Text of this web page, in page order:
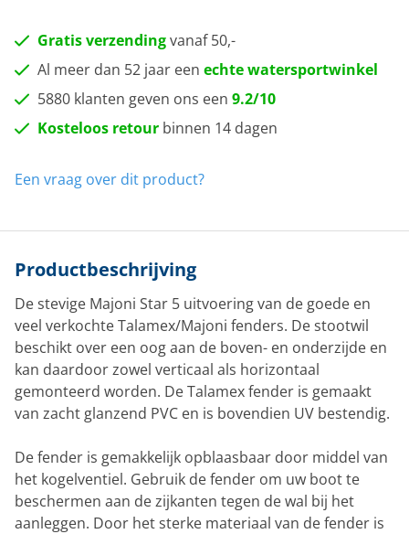
Gratis verzendingvanaf 50,-
Al meer dan 52 jaar een echte watersportwinkel
5880 klanten geven ons een 9.2/10
Kosteloos retour binnen 14 dagen
Een vraag over dit product?
Productbeschrijving
De stevige Majoni Star 5 uitvoering van de goede en
veel verkochte Talamex/Majoni fenders. De stootwil
beschikt over een oog aan de boven- en onderzijde en
kan daardoor zowel verticaal als horizontaal
gemonteerd worden. De Talamex fender is gemaakt
van zacht glanzend PVC en is bovendien UV bestendig.
De fender is gemakkelijk opblaasbaar door middel van
het kogelventiel. Gebruik de fender om uw boot te
beschermen aan de zijkanten tegen de wal bij het
aanleggen. Door het sterke materiaal van de fender is